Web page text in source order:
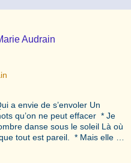
Audrain
a envie de s’envoler Un
qu’on ne peut effacer * Je
danse sous le soleil Là où
tout est pareil. * Mais elle …